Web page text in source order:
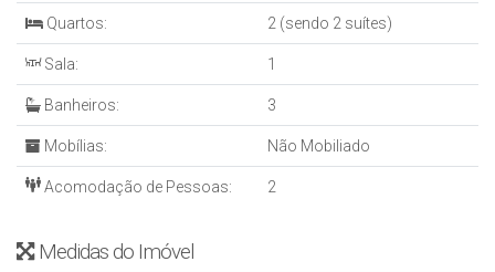
* ⁠3.200m2 de área de lazer
* ⁠Uso residencial e empresarial
* ⁠elevadores exclusivo para os escritórios
AREA DE LAZER:
* ⁠Sauna
* ⁠Lounge
* ⁠Redário
* ⁠Fireplace
Quartos: 2 (sendo 2 suítes)
Sala: 1
Banheiros: 3
Mobílias: Não Mobiliado
Acomodação de Pessoas: 2
Medidas do Imóvel